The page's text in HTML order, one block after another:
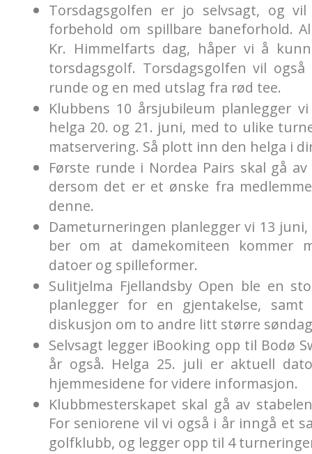
Torsdagsgolfen er jo selvsagt, og
forbehold om spillbare baneforhold.
Kr. Himmelfarts dag, håper vi å
torsdagsgolf. Torsdagsgolfen vil
runde og en med utslag fra rød tee.
Klubbens 10 årsjubileum planlegger
helga 20. og 21. juni, med to ulike
matservering. Så plott inn den helga i
Første runde i Nordea Pairs skal gå
dersom det er et ønske fra
denne.
Dameturneringen planlegger vi 13 juni,
ber om at damekomiteen kommer
datoer og spilleformer.
Sulitjelma Fjellandsby Open ble en
planlegger for en gjentakelse,
diskusjon om to andre litt større
Selvsagt legger iBooking opp til Bodø
år også. Helga 25. juli er aktuell
hjemmesidene for videre informasjon.
Klubbmesterskapet skal gå av
For seniorene vil vi også i år inngå et
golfklubb, og legger opp til 4